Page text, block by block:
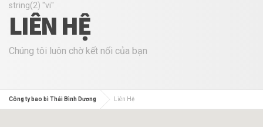
string(2) "vi"
LIÊN HỆ
Chúng tôi luôn chờ kết nối của bạn
Công ty bao bì Thái Bình Dương Liên Hệ